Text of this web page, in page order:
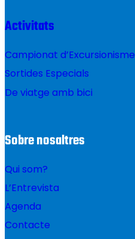
Activitats
Campionat d’Excursionisme
Sortides Especials
De viatge amb bici
Sobre nosaltres
Qui som?
L’Entrevista
Agenda
Contacte